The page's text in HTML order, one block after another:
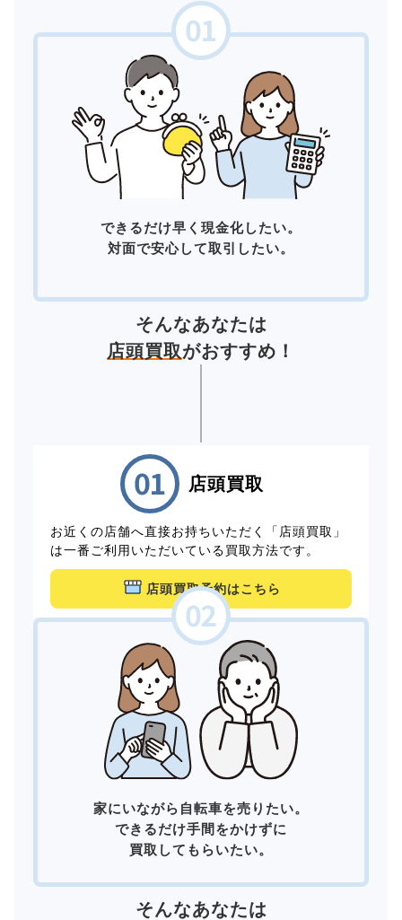
できるだけ早く現金化したい。
対面で安心して取引したい。
そんなあなたは
店頭買取がおすすめ！
店頭買取
お近くの店舗へ直接お持ちいただく「店頭買取」
は一番ご利用いただいている買取方法です。
店頭買取予約はこちら
家にいながら自転車を売りたい。
できるだけ手間をかけずに
買取してもらいたい。
そんなあなたは